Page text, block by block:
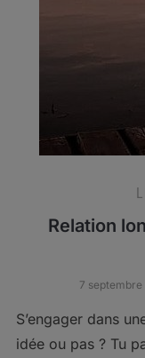
Relation
7 septembre
S’engager dans
idée ou pas ? Tu